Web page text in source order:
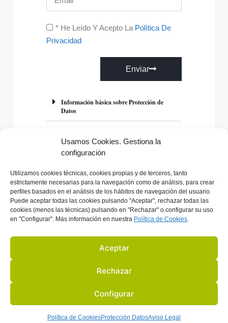
Usamos Cookies. Gestiona la
configuración
Utilizamos cookies técnicas, cookies propias y de terceros, tanto
estrictamente necesarias para la navegación como de análisis, para crear
perfiles basados en el análisis de los hábitos de navegación del usuario.
Puede aceptar todas las cookies pulsando "Aceptar", rechazar todas las
cookies (menos las técnicas) pulsando en "Rechazar" o configurar su uso
en "Configurar". Más información en nuestra Política de Cookies.
Aceptar
Rechazar
Configurar
Política de CookiesProtección DatosAviso Legal
* He Leído Y Acepto La Política De
Privacidad
Enviar
t
i
v
e
Información básica sobre Protección de
Datos
Previo Próximo
ACTIVIDADES Y EVENTOS SOCIOS BLOG EN LA PRENSA